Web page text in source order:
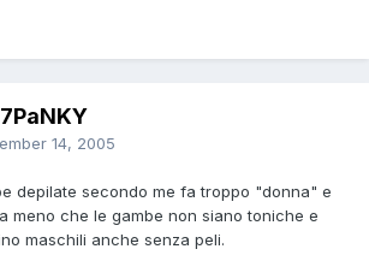
14, 2005
depilate secondo me fa troppo "donna" e
meno che le gambe non siano toniche e
maschili anche senza peli.